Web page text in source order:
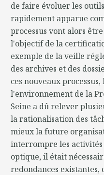
de faire évoluer les
rapidement apparue
processus vont alors
l'objectif de la
exemple de la veille
des archives et des
ces nouveaux
l'environnement de la
Seine a dû relever
la rationalisation des
mieux la future
interrompre les activités
optique, il était
redondances existantes,